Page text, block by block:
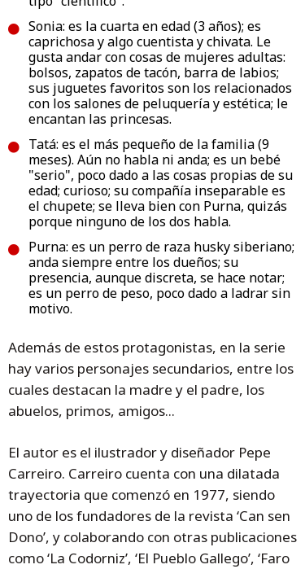
Sonia: es la cuarta en edad (3 años); es
caprichosa y algo cuentista y chivata. Le
gusta andar con cosas de mujeres adultas:
bolsos, zapatos de tacón, barra de labios;
sus juguetes favoritos son los relacionados
con los salones de peluquería y estética; le
encantan las princesas.
Tatá: es el más pequeño de la familia (9
meses). Aún no habla ni anda; es un bebé
"serio", poco dado a las cosas propias de su
edad; curioso; su compañía inseparable es
el chupete; se lleva bien con Purna, quizás
porque ninguno de los dos habla.
Purna: es un perro de raza husky siberiano;
anda siempre entre los dueños; su
presencia, aunque discreta, se hace notar;
es un perro de peso, poco dado a ladrar sin
motivo.
Además de estos protagonistas, en la serie
hay varios personajes secundarios, entre los
cuales destacan la madre y el padre, los
abuelos, primos, amigos...
El autor es el ilustrador y diseñador Pepe
Carreiro. Carreiro cuenta con una dilatada
trayectoria que comenzó en 1977, siendo
uno de los fundadores de la revista ‘Can sen
Dono’, y colaborando con otras publicaciones
como ‘La Codorniz’, ‘El Pueblo Gallego’, ‘Faro